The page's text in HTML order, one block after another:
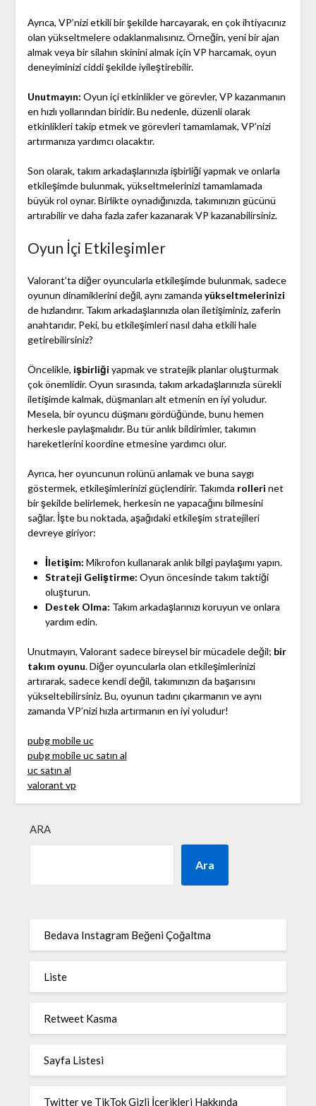
Ayrıca, VP’nizi etkili bir şekilde harcayarak, en çok ihtiyacınız
olan yükseltmelere odaklanmalısınız. Örneğin, yeni bir ajan
almak veya bir silahın skinini almak için VP harcamak, oyun
deneyiminizi ciddi şekilde iyileştirebilir.
Unutmayın: Oyun içi etkinlikler ve görevler, VP kazanmanın
en hızlı yollarından biridir. Bu nedenle, düzenli olarak
etkinlikleri takip etmek ve görevleri tamamlamak, VP’nizi
artırmanıza yardımcı olacaktır.
Son olarak, takım arkadaşlarınızla işbirliği yapmak ve onlarla
etkileşimde bulunmak, yükseltmelerinizi tamamlamada
büyük rol oynar. Birlikte oynadığınızda, takımınızın gücünü
artırabilir ve daha fazla zafer kazanarak VP kazanabilirsiniz.
Oyun İçi Etkileşimler
Valorant’ta diğer oyuncularla etkileşimde bulunmak, sadece
oyunun dinamiklerini değil, aynı zamanda yükseltmelerinizi
de hızlandırır. Takım arkadaşlarınızla olan iletişiminiz, zaferin
anahtarıdır. Peki, bu etkileşimleri nasıl daha etkili hale
getirebilirsiniz?
Öncelikle, işbirliği yapmak ve stratejik planlar oluşturmak
çok önemlidir. Oyun sırasında, takım arkadaşlarınızla sürekli
iletişimde kalmak, düşmanları alt etmenin en iyi yoludur.
Mesela, bir oyuncu düşmanı gördüğünde, bunu hemen
herkesle paylaşmalıdır. Bu tür anlık bildirimler, takımın
hareketlerini koordine etmesine yardımcı olur.
Ayrıca, her oyuncunun rolünü anlamak ve buna saygı
göstermek, etkileşimlerinizi güçlendirir. Takımda rolleri net
bir şekilde belirlemek, herkesin ne yapacağını bilmesini
sağlar. İşte bu noktada, aşağıdaki etkileşim stratejileri
devreye giriyor:
İletişim: Mikrofon kullanarak anlık bilgi paylaşımı yapın.
Strateji Geliştirme: Oyun öncesinde takım taktiği
oluşturun.
Destek Olma: Takım arkadaşlarınızı koruyun ve onlara
yardım edin.
Unutmayın, Valorant sadece bireysel bir mücadele değil; bir
takım oyunu. Diğer oyuncularla olan etkileşimlerinizi
artırarak, sadece kendi değil, takımınızın da başarısını
yükseltebilirsiniz. Bu, oyunun tadını çıkarmanın ve aynı
zamanda VP’nizi hızla artırmanın en iyi yoludur!
pubg mobile uc
pubg mobile uc satın al
uc satın al
valorant vp
ARA
Ara
Bedava Instagram Beğeni Çoğaltma
Liste
Retweet Kasma
Sayfa Listesi
Twitter ve TikTok Gizli İçerikleri Hakkında